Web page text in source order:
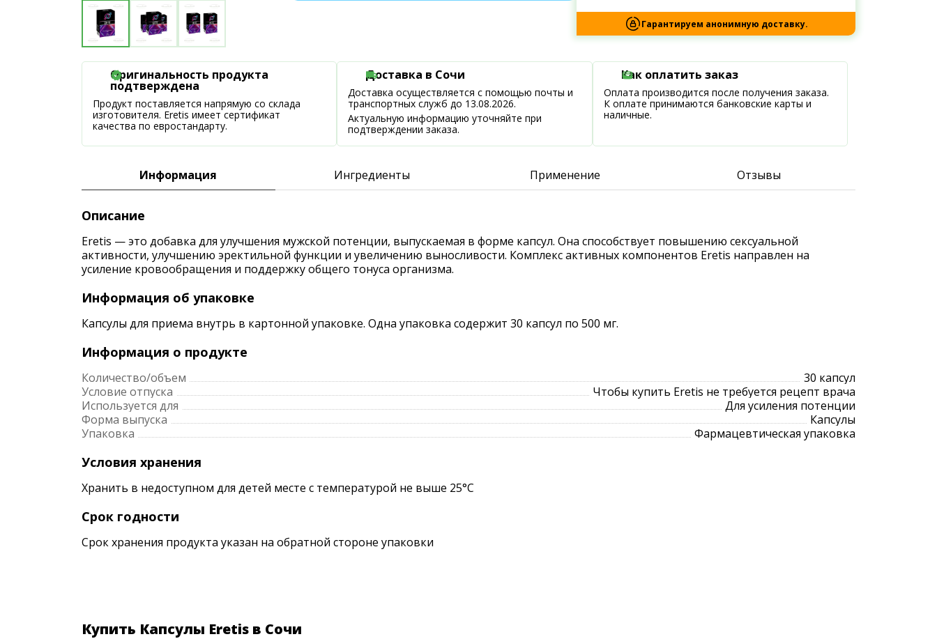
Гарантируем анонимную доставку.
Оригинальность продукта
подтверждена
Продукт поставляется напрямую со склада
изготовителя. Eretis имеет сертификат
качества по евростандарту.
Доставка в Сочи
Доставка осуществляется с помощью почты и
транспортных служб до 13.08.2026.
Актуальную информацию уточняйте при
подтверждении заказа.
Как оплатить заказ
Оплата производится после получения заказа.
К оплате принимаются банковские карты и
наличные.
Информация Ингредиенты Применение Отзывы
Описание
Eretis — это добавка для улучшения мужской потенции, выпускаемая в форме капсул. Она способствует повышению сексуальной
активности, улучшению эректильной функции и увеличению выносливости. Комплекс активных компонентов Eretis направлен на
усиление кровообращения и поддержку общего тонуса организма.
Информация об упаковке
Капсулы для приема внутрь в картонной упаковке. Одна упаковка содержит 30 капсул по 500 мг.
Информация о продукте
Количество/объем
30 капсул
Условие отпуска
Чтобы купить Eretis не требуется рецепт врача
Используется для
Для усиления потенции
Форма выпуска
Капсулы
Упаковка
Фармацевтическая упаковка
Условия хранения
Хранить в недоступном для детей месте с температурой не выше 25°C
Срок годности
Срок хранения продукта указан на обратной стороне упаковки
Купить Капсулы Eretis в Сочи